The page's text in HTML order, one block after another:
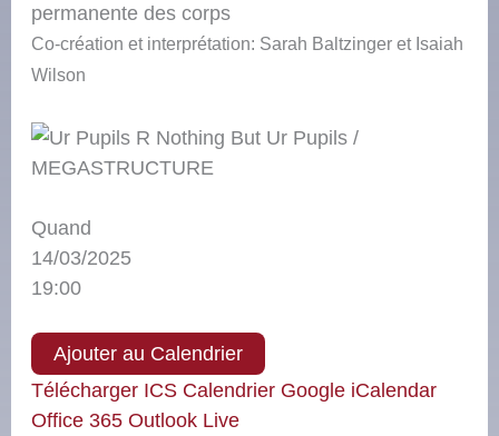
permanente des corps
Co-création et interprétation: Sarah Baltzinger et Isaiah
Wilson
Quand
14/03/2025
19:00
Ajouter au Calendrier
Télécharger ICS Calendrier Google iCalendar
Office 365 Outlook Live